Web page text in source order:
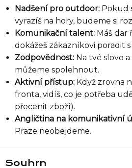
Nadšení pro outdoor: Pokud
vyrazíš na hory, budeme si
Komunikační talent: Máš dar
dokážeš zákazníkovi poradit
Zodpovědnost: Na tvé slovo
můžeme spolehnout.
Aktivní přístup: Když zrovna
fronta, vidíš, co je potřeba
přecenit zboží).
Angličtina na komunikativní
Praze neobejdeme.
Souhrn